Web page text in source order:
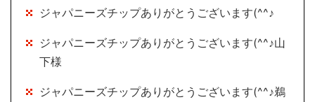
ジャパニーズチップありがとうございます(^^♪
ジャパニーズチップありがとうございます(^^♪山
下様
ジャパニーズチップありがとうございます(^^♪鵜